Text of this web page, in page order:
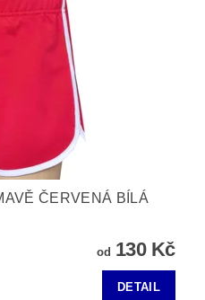
ČERVENÁ BÍLÁ
od 130 Kč
DETAIL